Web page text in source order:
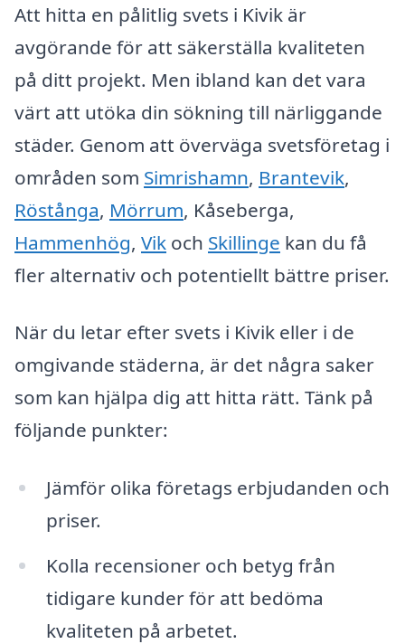
Att hitta en pålitlig svets i Kivik är
avgörande för att säkerställa kvaliteten
på ditt projekt. Men ibland kan det vara
värt att utöka din sökning till närliggande
städer. Genom att överväga svetsföretag i
områden som Simrishamn, Brantevik,
Röstånga, Mörrum, Kåseberga,
Hammenhög, Vik och Skillinge kan du få
fler alternativ och potentiellt bättre priser.
När du letar efter svets i Kivik eller i de
omgivande städerna, är det några saker
som kan hjälpa dig att hitta rätt. Tänk på
följande punkter:
Jämför olika företags erbjudanden och
priser.
Kolla recensioner och betyg från
tidigare kunder för att bedöma
kvaliteten på arbetet.